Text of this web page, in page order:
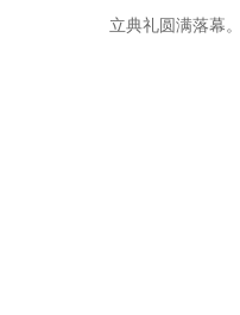
立典礼圆满落幕。